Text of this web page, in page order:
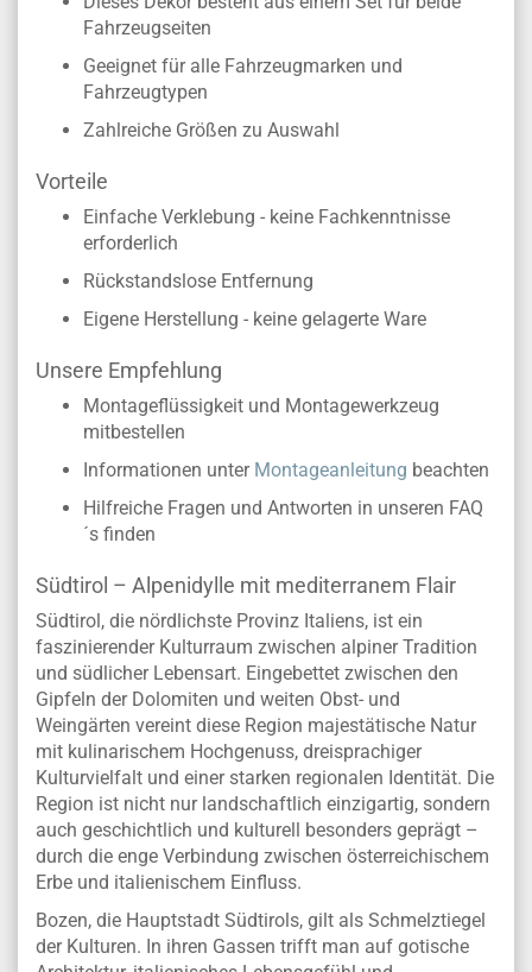
Fahrzeugseiten
Geeignet für alle Fahrzeugmarken und
Fahrzeugtypen
Zahlreiche Größen zu Auswahl
Vorteile
Einfache Verklebung - keine Fachkenntnisse
erforderlich
Rückstandslose Entfernung
Eigene Herstellung - keine gelagerte Ware
Unsere Empfehlung
Montageflüssigkeit und Montagewerkzeug
mitbestellen
Informationen unter Montageanleitung beachten
Hilfreiche Fragen und Antworten in unseren FAQ
´s finden
Südtirol – Alpenidylle mit mediterranem Flair
Südtirol, die nördlichste Provinz Italiens, ist ein
faszinierender Kulturraum zwischen alpiner Tradition
und südlicher Lebensart. Eingebettet zwischen den
Gipfeln der Dolomiten und weiten Obst- und
Weingärten vereint diese Region majestätische Natur
mit kulinarischem Hochgenuss, dreisprachiger
Kulturvielfalt und einer starken regionalen Identität. Die
Region ist nicht nur landschaftlich einzigartig, sondern
auch geschichtlich und kulturell besonders geprägt –
durch die enge Verbindung zwischen österreichischem
Erbe und italienischem Einfluss.
Bozen, die Hauptstadt Südtirols, gilt als Schmelztiegel
der Kulturen. In ihren Gassen trifft man auf gotische